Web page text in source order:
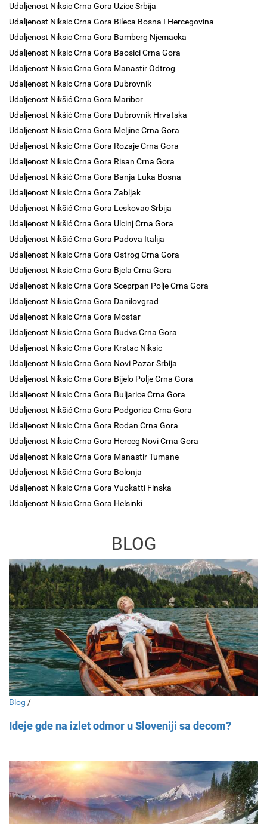
Udaljenost Niksic Crna Gora Uzice Srbija
Udaljenost Niksic Crna Gora Bileca Bosna I Hercegovina
Udaljenost Niksic Crna Gora Bamberg Njemacka
Udaljenost Niksic Crna Gora Baosici Crna Gora
Udaljenost Niksic Crna Gora Manastir Odtrog
Udaljenost Niksic Crna Gora Dubrovnik
Udaljenost Nikšić Crna Gora Maribor
Udaljenost Nikšić Crna Gora Dubrovnik Hrvatska
Udaljenost Niksic Crna Gora Meljine Crna Gora
Udaljenost Niksic Crna Gora Rozaje Crna Gora
Udaljenost Niksic Crna Gora Risan Crna Gora
Udaljenost Nikšić Crna Gora Banja Luka Bosna
Udaljenost Niksic Crna Gora Zabljak
Udaljenost Nikšić Crna Gora Leskovac Srbija
Udaljenost Nikšić Crna Gora Ulcinj Crna Gora
Udaljenost Nikšić Crna Gora Padova Italija
Udaljenost Niksic Crna Gora Ostrog Crna Gora
Udaljenost Niksic Crna Gora Bjela Crna Gora
Udaljenost Niksic Crna Gora Sceprpan Polje Crna Gora
Udaljenost Niksic Crna Gora Danilovgrad
Udaljenost Niksic Crna Gora Mostar
Udaljenost Niksic Crna Gora Budvs Crna Gora
Udaljenost Niksic Crna Gora Krstac Niksic
Udaljenost Niksic Crna Gora Novi Pazar Srbija
Udaljenost Niksic Crna Gora Bijelo Polje Crna Gora
Udaljenost Niksic Crna Gora Buljarice Crna Gora
Udaljenost Nikšić Crna Gora Podgorica Crna Gora
Udaljenost Niksic Crna Gora Rodan Crna Gora
Udaljenost Niksic Crna Gora Herceg Novi Crna Gora
Udaljenost Niksic Crna Gora Manastir Tumane
Udaljenost Nikšić Crna Gora Bolonja
Udaljenost Niksic Crna Gora Vuokatti Finska
Udaljenost Niksic Crna Gora Helsinki
BLOG
Blog /
Ideje gde na izlet odmor u Sloveniji sa decom?